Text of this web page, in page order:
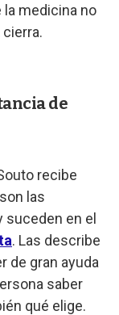
la medicina no
de
recibe
las
suceden en el
. Las describe
de gran ayuda
saber
qué elige.